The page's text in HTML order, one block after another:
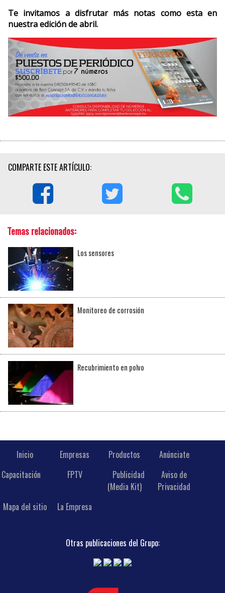
Te invitamos a disfrutar más notas como esta en
nuestra edición de abril.
COMPARTE ESTE ARTÍCULO:
Temas relacionados:
Los sensores
Monitoreo de corrosión
Recubrimiento en polvo
Inicio Empresas Productos
Anúnciate
Capacitación
FPTV
Publicidad
(Media Kit)
Aviso de
Privacidad
Mapa del sitio
La Empresa
Otras publicaciones del Grupo: